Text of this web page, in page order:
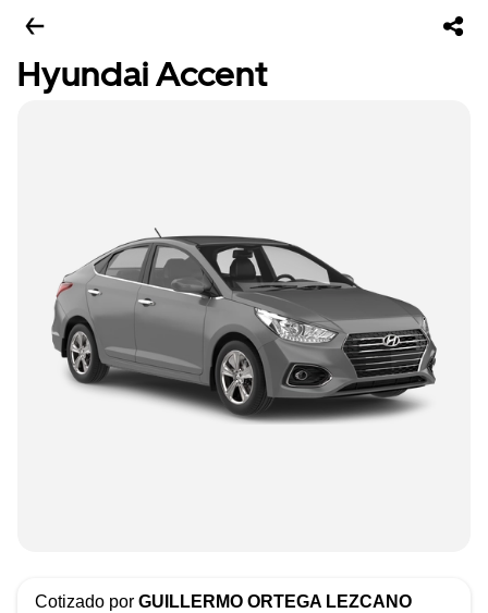
Hyundai Accent
Cotizado por GUILLERMO ORTEGA LEZCANO